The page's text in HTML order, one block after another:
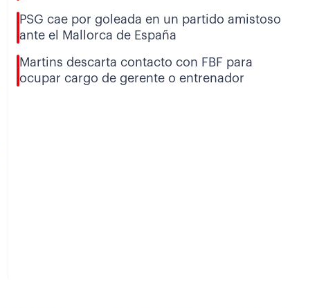
PSG cae por goleada en un partido amistoso
ante el Mallorca de España
Martins descarta contacto con FBF para
ocupar cargo de gerente o entrenador